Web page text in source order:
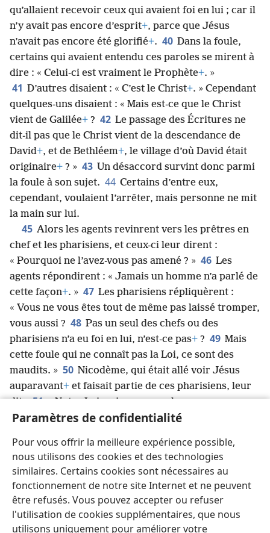
Paramètres de confidentialité
Pour vous offrir la meilleure expérience possible,
nous utilisons des cookies et des technologies
similaires. Certains cookies sont nécessaires au
fonctionnement de notre site Internet et ne peuvent
être refusés. Vous pouvez accepter ou refuser
l'utilisation de cookies supplémentaires, que nous
utilisons uniquement pour améliorer votre
qu’allaient recevoir ceux qui avaient foi en lui ; car il
n’y avait pas encore d’esprit+, parce que Jésus
n’avait pas encore été glorifié+. 40 Dans la foule,
certains qui avaient entendu ces paroles se mirent à
dire : « Celui-ci est vraiment le Prophète+. »
41 D’autres disaient : « C’est le Christ+. » Cependant
quelques-uns disaient : « Mais est-ce que le Christ
vient de Galilée+ ? 42 Le passage des Écritures ne
dit-il pas que le Christ vient de la descendance de
David+, et de Bethléem+, le village d’où David était
originaire+ ? » 43 Un désaccord survint donc parmi
la foule à son sujet. 44 Certains d’entre eux,
cependant, voulaient l’arrêter, mais personne ne mit
la main sur lui.
45 Alors les agents revinrent vers les prêtres en
chef et les pharisiens, et ceux-ci leur dirent :
« Pourquoi ne l’avez-vous pas amené ? » 46 Les
agents répondirent : « Jamais un homme n’a parlé de
cette façon+. » 47 Les pharisiens répliquèrent :
« Vous ne vous êtes tout de même pas laissé tromper,
vous aussi ? 48 Pas un seul des chefs ou des
pharisiens n’a eu foi en lui, n’est-ce pas+ ? 49 Mais
cette foule qui ne connaît pas la Loi, ce sont des
maudits. » 50 Nicodème, qui était allé voir Jésus
auparavant+ et faisait partie de ces pharisiens, leur
dit : 51 « Notre Loi ne juge pas un homme sans
l’avoir d’abord entendu et sans avoir appris ce qu’il
tout de même pas de Galilée, toi aussi ? Fais des
recherches et vois que, de Galilée, il ne se lèvera pas
de prophète